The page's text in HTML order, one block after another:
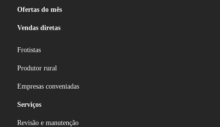
Ofertas do mês
Vendas diretas
Frotistas
Produtor rural
Empresas conveniadas
Serviços
Revisão e manutenção